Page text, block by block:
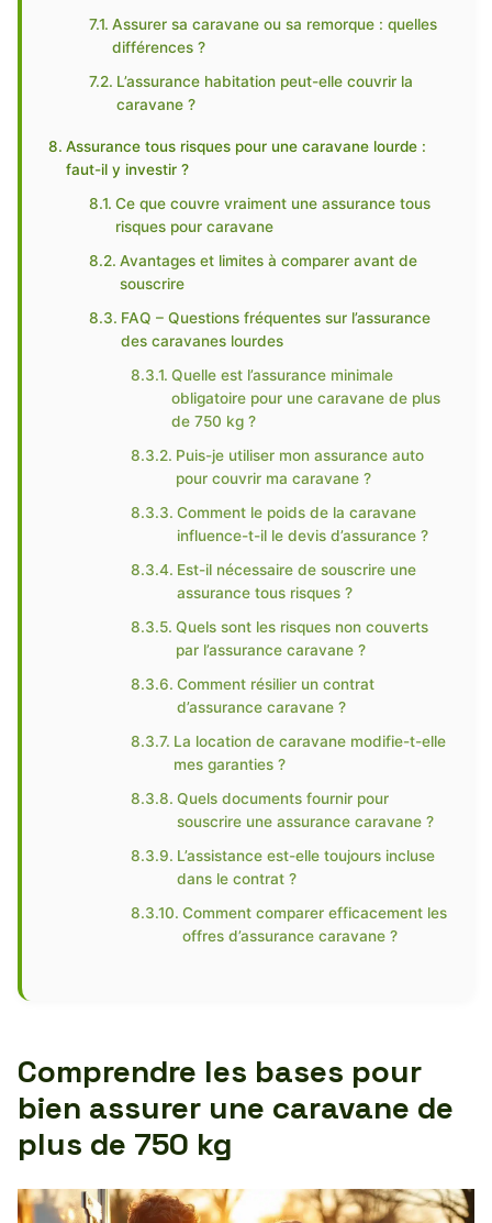
Assurer sa caravane ou sa remorque : quelles
différences ?
L’assurance habitation peut-elle couvrir la
caravane ?
Assurance tous risques pour une caravane lourde :
faut-il y investir ?
Ce que couvre vraiment une assurance tous
risques pour caravane
Avantages et limites à comparer avant de
souscrire
FAQ – Questions fréquentes sur l’assurance
des caravanes lourdes
Quelle est l’assurance minimale
obligatoire pour une caravane de plus
de 750 kg ?
Puis-je utiliser mon assurance auto
pour couvrir ma caravane ?
Comment le poids de la caravane
influence-t-il le devis d’assurance ?
Est-il nécessaire de souscrire une
assurance tous risques ?
Quels sont les risques non couverts
par l’assurance caravane ?
Comment résilier un contrat
d’assurance caravane ?
La location de caravane modifie-t-elle
mes garanties ?
Quels documents fournir pour
souscrire une assurance caravane ?
L’assistance est-elle toujours incluse
dans le contrat ?
Comment comparer efficacement les
offres d’assurance caravane ?
Comprendre les bases pour
bien assurer une caravane de
plus de 750 kg